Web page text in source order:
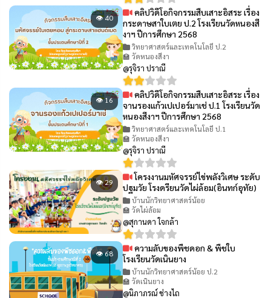
👁 40
คลิปวิดีโอกิจกรรมสืบเสาะอิสระ เรื่อง
กระดาษสาใบเตย ป.2 โรงเรียนวัดหนองสี
งาฯ ปีการศึกษา 2568
วิทยาศาสตร์และเทคโนโลยี ป.2
🏫 วัดหนองสีงา
@รุจิรา ปราณี
👁 16
คลิปวิดีโอกิจกรรมสืบเสาะอิสระ เรื่อง
จานรองแก้วเปเปอร์มาเช่ ป.1 โรงเรียนวัด
หนองสีงาฯ ปีการศึกษา 2568
วิทยาศาสตร์และเทคโนโลยี ป.1
🏫 วัดหนองสีงา
@รุจิรา ปราณี
👁 29
โครงงานมหัศจรรย์ไข่พลังวิเศษ ระดับ
ปฐมวัย โรงดรียนวัดไผ่ล้อม(อินทก์อุทัย)
บ้านนักวิทยาศาสตร์น้อย
🏫 วัดไผ่ล้อม
@สุกานดา ใจกล้า
👁 68
ความลับของพืชดอก & พืชใบ
โรงเรียนวัดเนินยาง
บ้านนักวิทยาศาสตร์น้อย ป.2
🏫 วัดเนินยาง
@นิภาภรณ์ ช่างไถ